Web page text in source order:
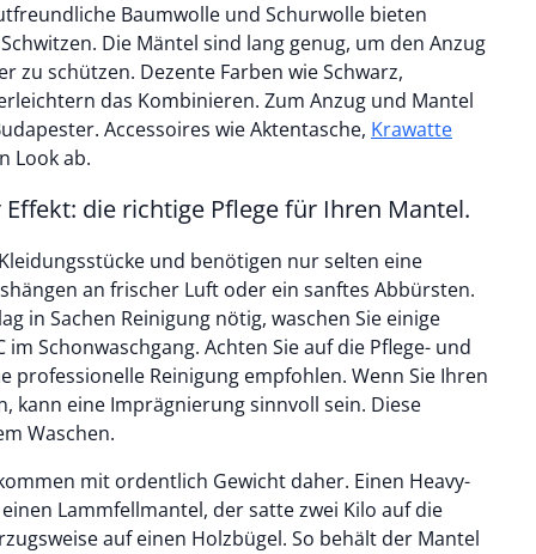
Baumwolle und Schurwolle bieten
Die Mäntel sind lang genug, um den Anzug
zu schützen. Dezente Farben wie Schwarz,
das Kombinieren. Zum Anzug und Mantel
Accessoires wie Aktentasche, Krawatte
Look ab.
die richtige Pflege für Ihren Mantel.
und benötigen nur selten eine
an frischer Luft oder ein sanftes Abbürsten.
in Sachen Reinigung nötig, waschen Sie einige
Schonwaschgang. Achten Sie auf die Pflege- und
professionelle Reinigung empfohlen. Wenn Sie Ihren
kann eine Imprägnierung sinnvoll sein. Diese
Waschen.
mit ordentlich Gewicht daher. Einen Heavy-
Lammfellmantel, der satte zwei Kilo auf die
auf einen Holzbügel. So behält der Mantel